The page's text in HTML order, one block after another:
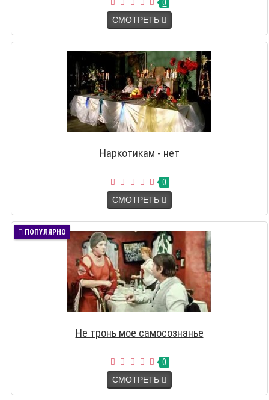
0
СМОТРЕТЬ
Наркотикам - нет
0
СМОТРЕТЬ
ПОПУЛЯРНО
Не тронь мое самосознанье
0
СМОТРЕТЬ